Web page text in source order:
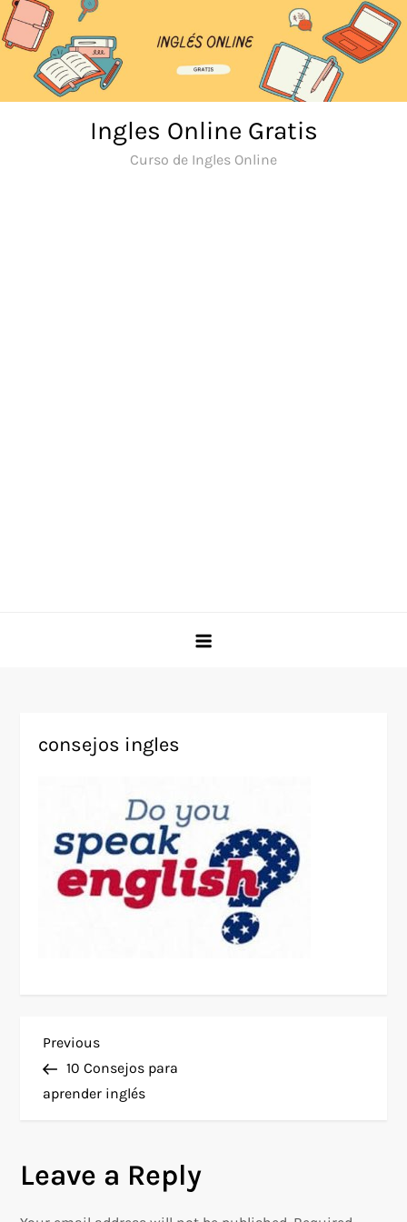
Skip
to
content
Ingles Online Gratis
Curso de Ingles Online
consejos ingles
P
o
t
Previous
Post
Previous
10 Consejos para
aprender inglés
Leave a Reply